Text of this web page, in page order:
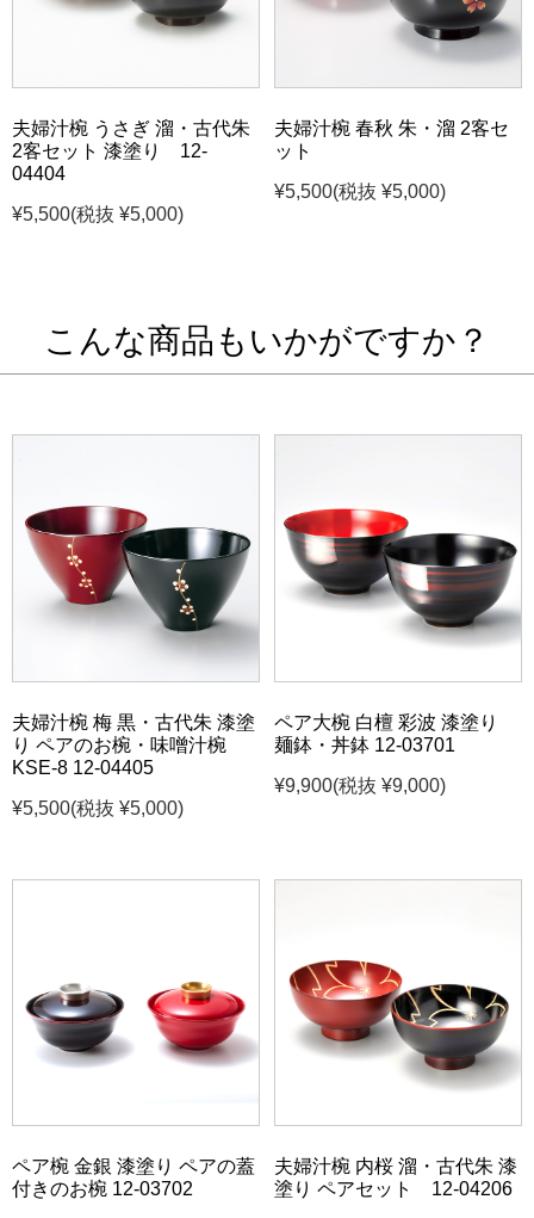
夫婦汁椀 うさぎ 溜・古代朱
2客セット 漆塗り 12-
04404
¥5,500(税抜 ¥5,000)
夫婦汁椀 春秋 朱・溜 2客セ
ット
¥5,500(税抜 ¥5,000)
こんな商品もいかがですか？
夫婦汁椀 梅 黒・古代朱 漆塗
り ペアのお椀・味噌汁椀
KSE-8 12-04405
¥5,500(税抜 ¥5,000)
ペア大椀 白檀 彩波 漆塗り
麺鉢・丼鉢 12-03701
¥9,900(税抜 ¥9,000)
ペア椀 金銀 漆塗り ペアの蓋
付きのお椀 12-03702
夫婦汁椀 内桜 溜・古代朱 漆
塗り ペアセット 12-04206